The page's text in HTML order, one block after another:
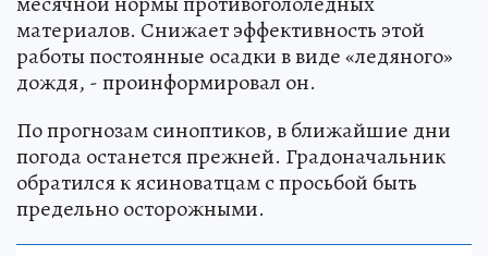
материалов. Снижает эффективность этой
работы постоянные осадки в виде «ледяного»
дождя, - проинформировал он.
По прогнозам синоптиков, в ближайшие дни
погода останется прежней. Градоначальник
обратился к ясиноватцам с просьбой быть
предельно осторожными.